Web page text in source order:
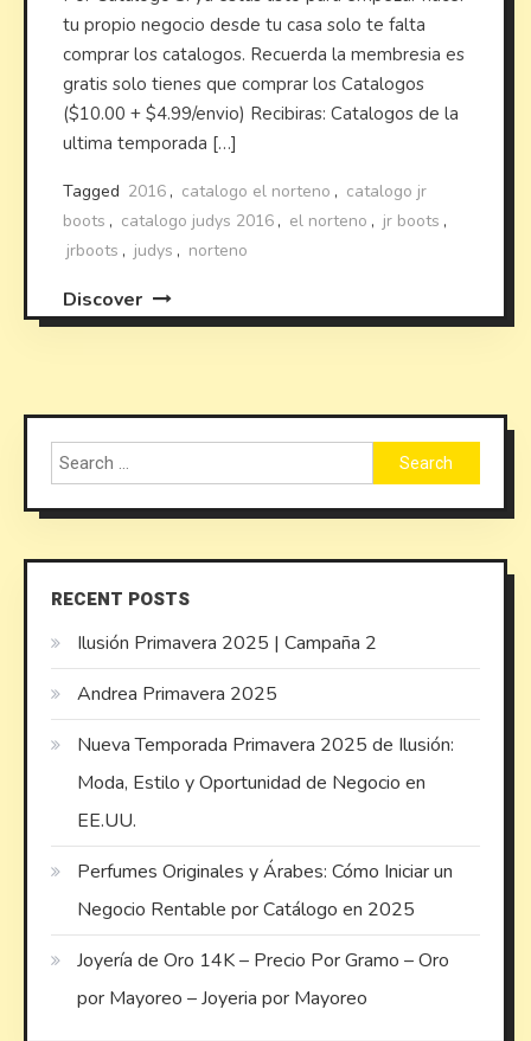
tu propio negocio desde tu casa solo te falta
comprar los catalogos. Recuerda la membresia es
gratis solo tienes que comprar los Catalogos
($10.00 + $4.99/envio) Recibiras: Catalogos de la
ultima temporada […]
Tagged 2016 , catalogo el norteno , catalogo jr
boots , catalogo judys 2016 , el norteno , jr boots ,
jrboots , judys , norteno
Discover
Search
for:
RECENT POSTS
Ilusión Primavera 2025 | Campaña 2
Andrea Primavera 2025
Nueva Temporada Primavera 2025 de Ilusión:
Moda, Estilo y Oportunidad de Negocio en
EE.UU.
Perfumes Originales y Árabes: Cómo Iniciar un
Negocio Rentable por Catálogo en 2025
Joyería de Oro 14K – Precio Por Gramo – Oro
por Mayoreo – Joyeria por Mayoreo